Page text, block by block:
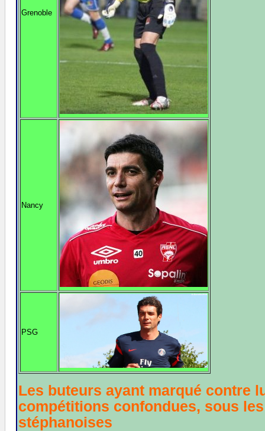
Grenoble
Nancy
PSG
Les buteurs ayant marqué contre
compétitions confondues, sous
stéphanoises